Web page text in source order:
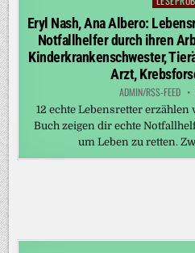
in
Eryl Nash, Ana Albero:
Notfallhelfer durch ihren
Kinderkrankenschwester,
Arzt,
ADMIN/RSS-FEED
12 echte Lebensretter
Buch zeigen dir echte
um Leben zu retten.